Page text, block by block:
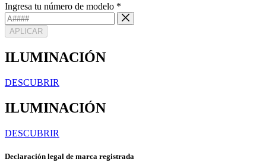
Ingresa tu número de modelo *
APLICAR
ILUMINACIÓN
DESCUBRIR
ILUMINACIÓN
DESCUBRIR
Declaración legal de marca registrada